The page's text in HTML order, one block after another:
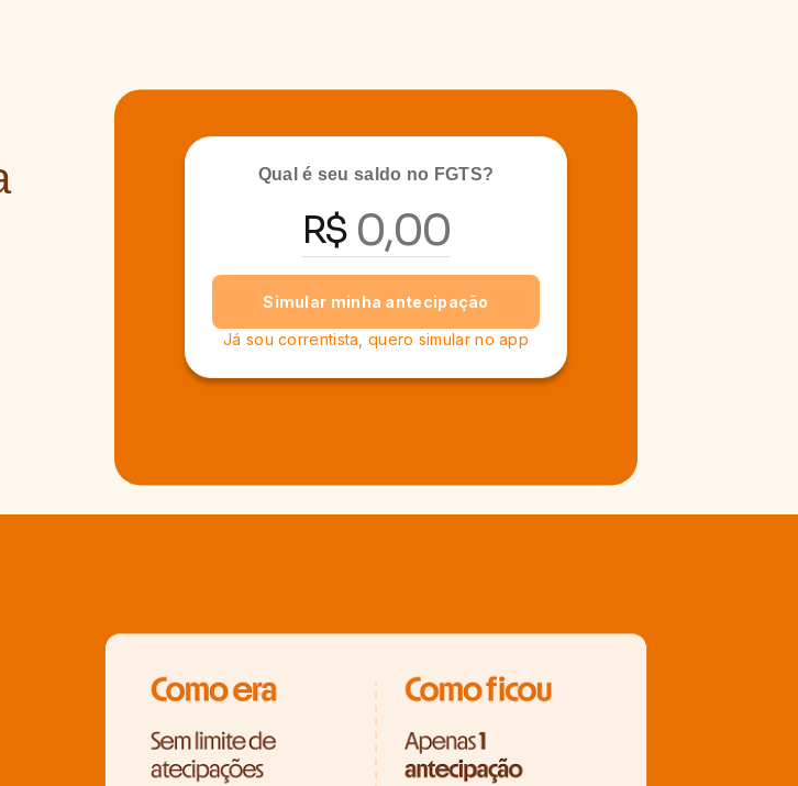
Qual é seu saldo no FGTS?
R$
Simular minha antecipação
Já sou correntista, quero simular no app